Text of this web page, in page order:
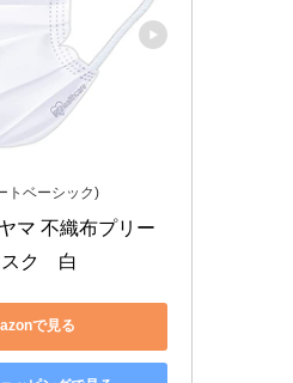
トベーシック)
マ 不織布プリー
ク　白
で見る